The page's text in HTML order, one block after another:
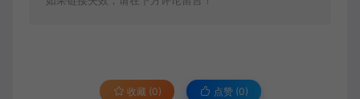
收藏 (0) 点赞 (0)